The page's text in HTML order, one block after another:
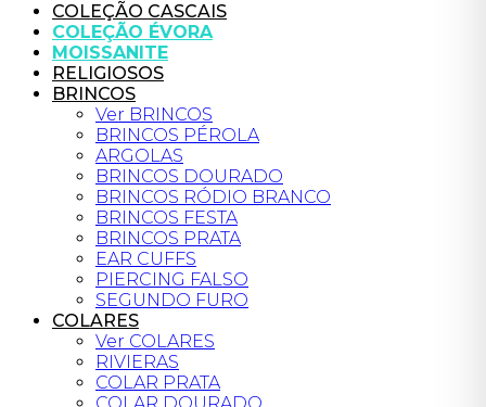
COLEÇÃO CASCAIS
COLEÇÃO ÉVORA
MOISSANITE
RELIGIOSOS
BRINCOS
Ver BRINCOS
BRINCOS PÉROLA
ARGOLAS
BRINCOS DOURADO
BRINCOS RÓDIO BRANCO
BRINCOS FESTA
BRINCOS PRATA
EAR CUFFS
PIERCING FALSO
SEGUNDO FURO
COLARES
Ver COLARES
RIVIERAS
COLAR PRATA